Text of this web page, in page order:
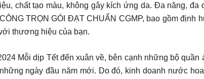
chất tạo màu, không gây kích ứng da. Đa năng, đa
TRỌN GÓI ĐẠT CHUẨN CGMP, bao gồm
thương hiệu của bạn.
Mỗi dịp Tết đến xuân về, bên cạnh những bộ
ngày đầu năm mới. Do đó, kinh doanh nước